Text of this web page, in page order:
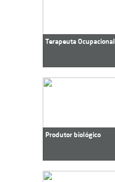
Terapeuta Ocupacional
Produtor biológico